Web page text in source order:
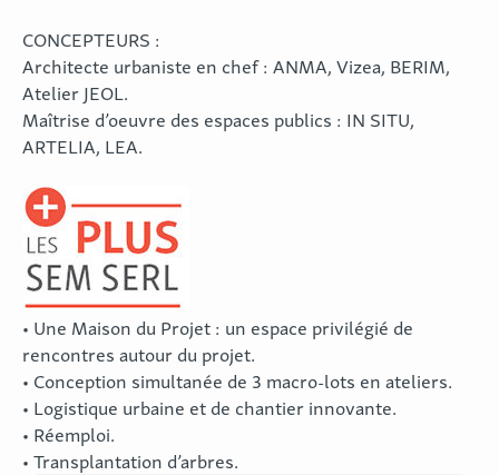
CONCEPTEURS :
Architecte urbaniste en chef : ANMA, Vizea, BERIM,
Atelier JEOL.
Maîtrise d’oeuvre des espaces publics : IN SITU,
ARTELIA, LEA.
• Une Maison du Projet : un espace privilégié de
rencontres autour du projet.
• Conception simultanée de 3 macro-lots en ateliers.
• Logistique urbaine et de chantier innovante.
• Réemploi.
• Transplantation d’arbres.